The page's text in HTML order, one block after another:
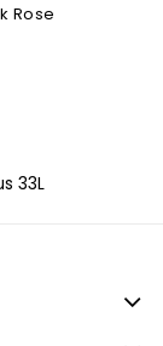
Rose
33L